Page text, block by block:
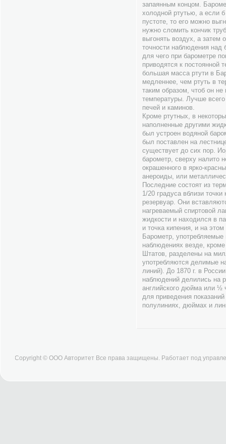
запаянным концом.
холодной ртутью, а если
пустоте, то его можно
нужно сломить кончик
выгонять воздух, а затем
точности наблюдения над
для чего при барометре
приводятся к постоянной
большая масса ртути в
медленнее, чем ртуть в
таким образом, чтоб он
температуры. Лучше
печей и каминов.
Кроме ртутных, в
наполненные другими
был устроен водяной
был поставлен на
существует до сих пор.
барометр, сверху налито
окрашенного в ярко-
анероиды, или
Последние состоят из
1/20 градуса вблизи
резервуар. Они
нагреваемый спиртовой
жидкости и находился в
и точка кипения, и на
Барометр, употребляемые
наблюдениях везде,
Штатов, разделены на
употребляются делимые
линий). До 1870 г. в
наблюдений делились на
английского дюйма или ½
для приведения
полулиниях, дюймах и
Copyright © ООО Авторитет Все права защищены. Работает под